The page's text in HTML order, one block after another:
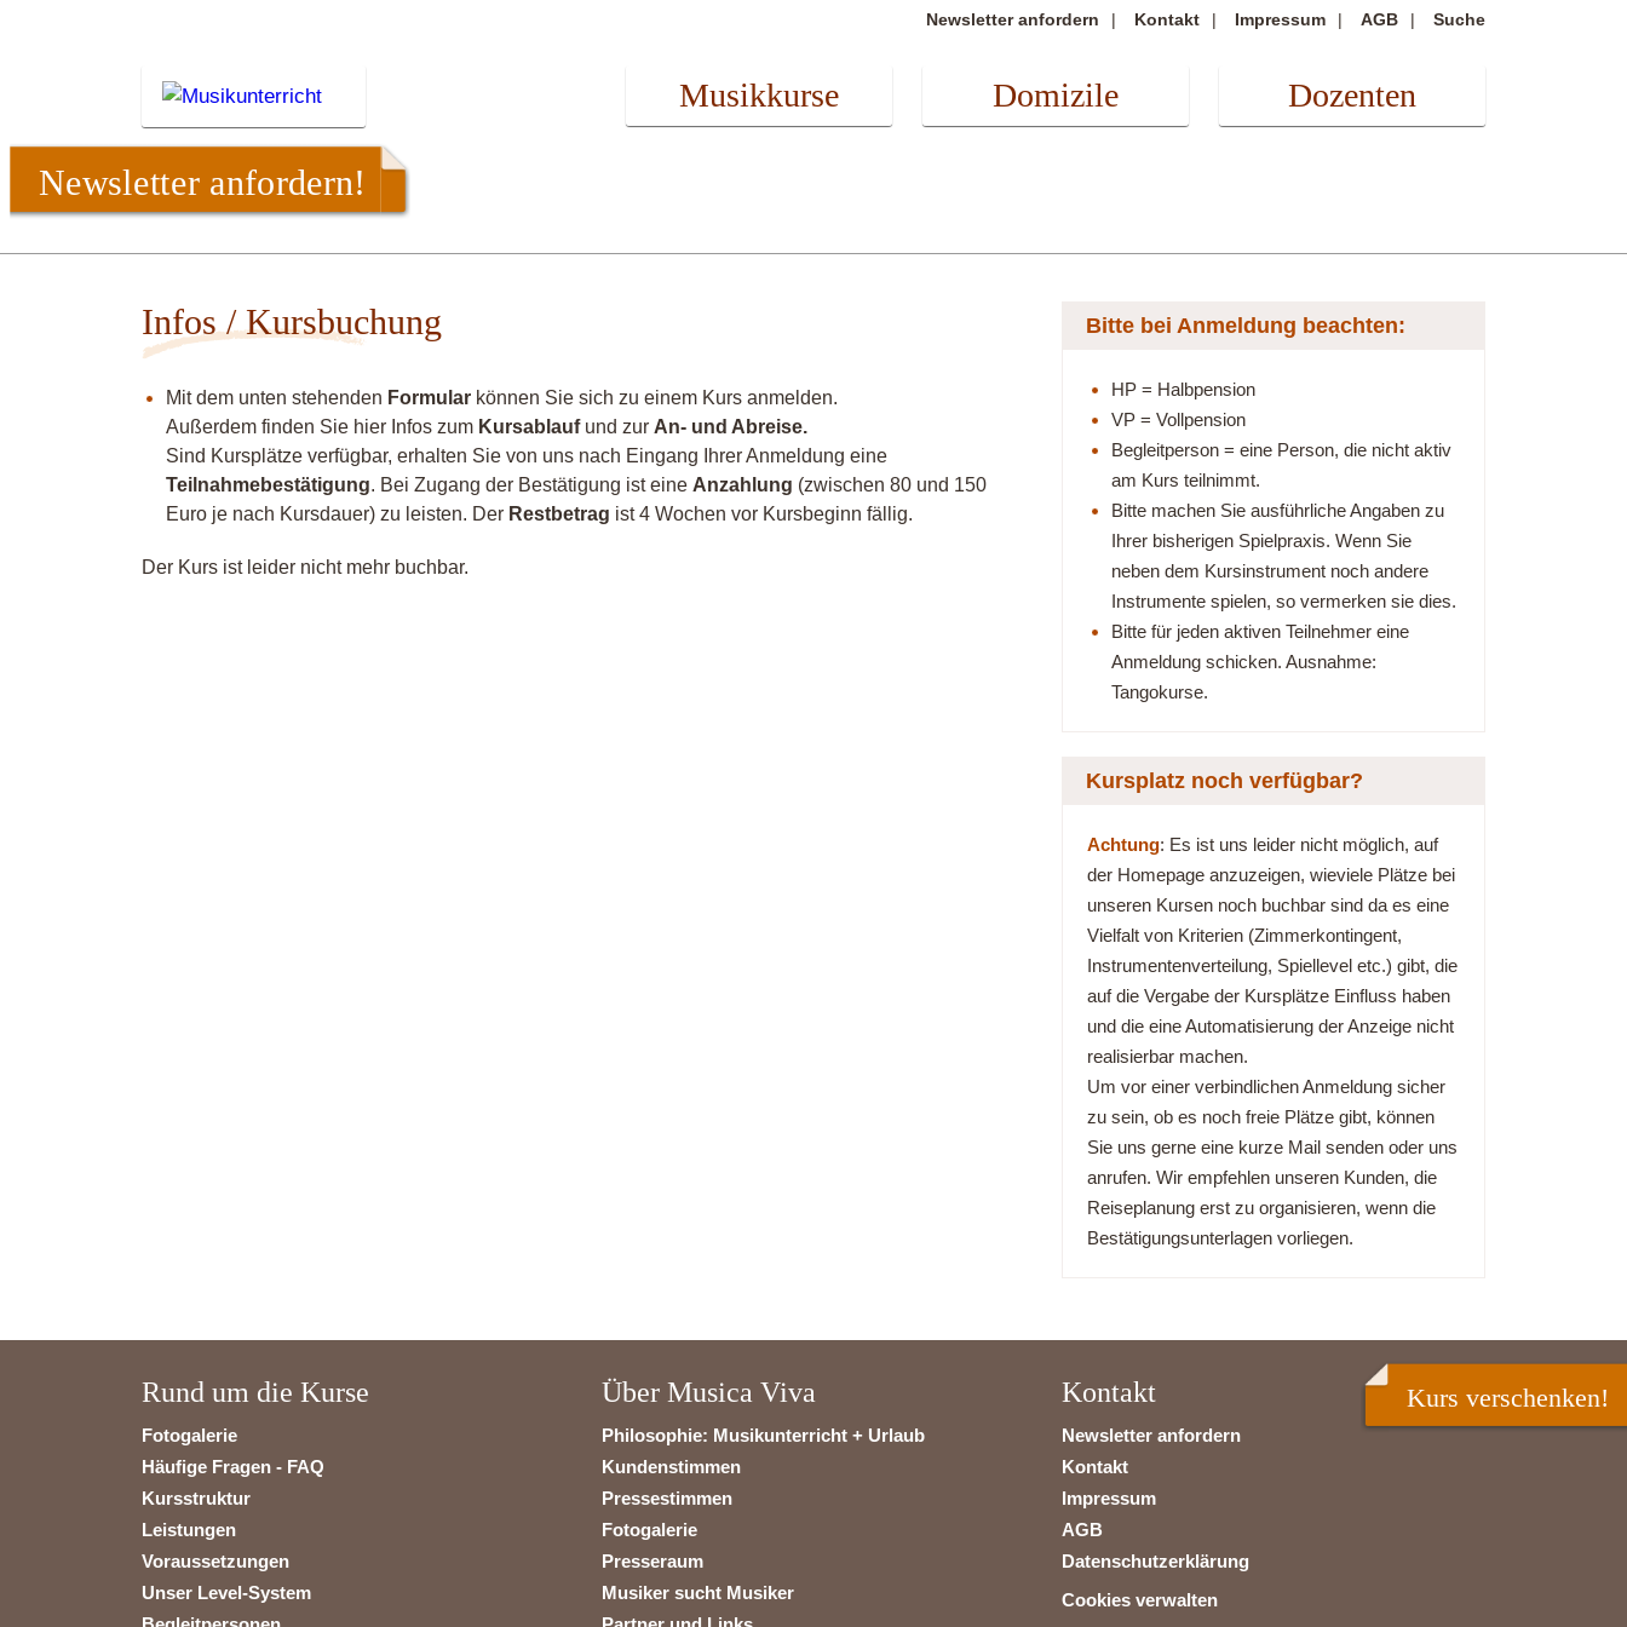
Newsletter anfordern Kontakt Impressum AGB Suche
Musikkurse Domizile Dozenten
Newsletter anfordern!
Infos / Kursbuchung
Mit dem unten stehenden Formular können Sie sich zu einem Kurs anmelden.
Außerdem finden Sie hier Infos zum Kursablaufund zur An- und Abreise.
Sind Kursplätze verfügbar, erhalten Sie von uns nach Eingang Ihrer Anmeldung eine
Teilnahmebestätigung. Bei Zugang der Bestätigung ist eine Anzahlung (zwischen 80 und 150
Euro je nach Kursdauer) zu leisten. Der Restbetrag ist 4 Wochen vor Kursbeginn fällig.
Der Kurs ist leider nicht mehr buchbar.
Bitte bei Anmeldung beachten:
HP = Halbpension
VP = Vollpension
Begleitperson = eine Person, die nicht aktiv
am Kurs teilnimmt.
Bitte machen Sie ausführliche Angaben zu
Ihrer bisherigen Spielpraxis. Wenn Sie
neben dem Kursinstrument noch andere
Instrumente spielen, so vermerken sie dies.
Bitte für jeden aktiven Teilnehmer eine
Anmeldung schicken. Ausnahme:
Tangokurse.
Kursplatz noch verfügbar?
Achtung: Es ist uns leider nicht möglich, auf
der Homepage anzuzeigen, wieviele Plätze bei
unseren Kursen noch buchbar sind da es eine
Vielfalt von Kriterien (Zimmerkontingent,
Instrumentenverteilung, Spiellevel etc.) gibt, die
auf die Vergabe der Kursplätze Einfluss haben
und die eine Automatisierung der Anzeige nicht
realisierbar machen.
Um vor einer verbindlichen Anmeldung sicher
zu sein, ob es noch freie Plätze gibt, können
Sie uns gerne eine kurze Mail senden oder uns
anrufen. Wir empfehlen unseren Kunden, die
Reiseplanung erst zu organisieren, wenn die
Bestätigungsunterlagen vorliegen.
Rund um die Kurse
Fotogalerie
Häufige Fragen - FAQ
Kursstruktur
Leistungen
Voraussetzungen
Unser Level-System
Über Musica Viva
Philosophie: Musikunterricht + Urlaub
Kundenstimmen
Pressestimmen
Fotogalerie
Presseraum
Musiker sucht Musiker
Kontakt
Newsletter anfordern
Kontakt
Impressum
AGB
Datenschutzerklärung
Cookies verwalten
Kurs verschenken!